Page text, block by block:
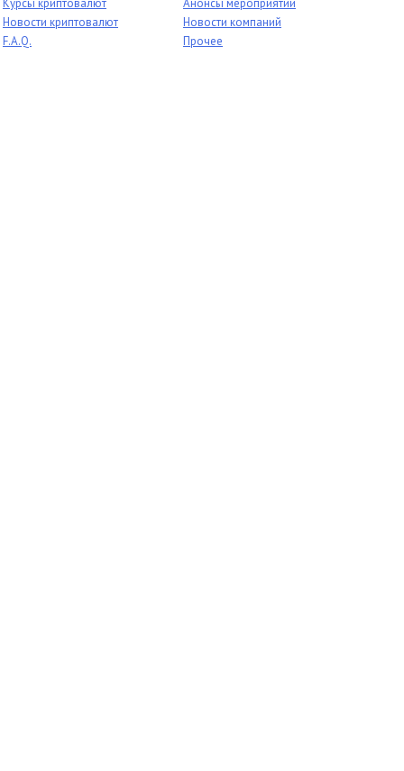
Курсы криптовалют
Новости криптовалют
F.A.Q.
Анонсы мероприятий
Новости компаний
Прочее